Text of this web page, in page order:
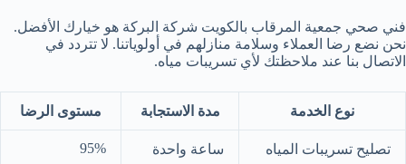
فني صحي جمعية المرقاب بالكويت شركة البركة هو خيارك الأفضل.
نحن نضع رضا العملاء وسلامة منازلهم في أولوياتنا. لا تتردد في
الاتصال بنا عند ملاحظتك لأي تسريبات مياه.
نوع الخدمة مدة الاستجابة مستوى الرضا
تصليح تسريبات المياه ساعة واحدة 95%